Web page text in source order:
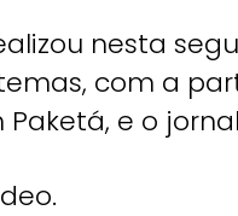
nesta
com a
e o